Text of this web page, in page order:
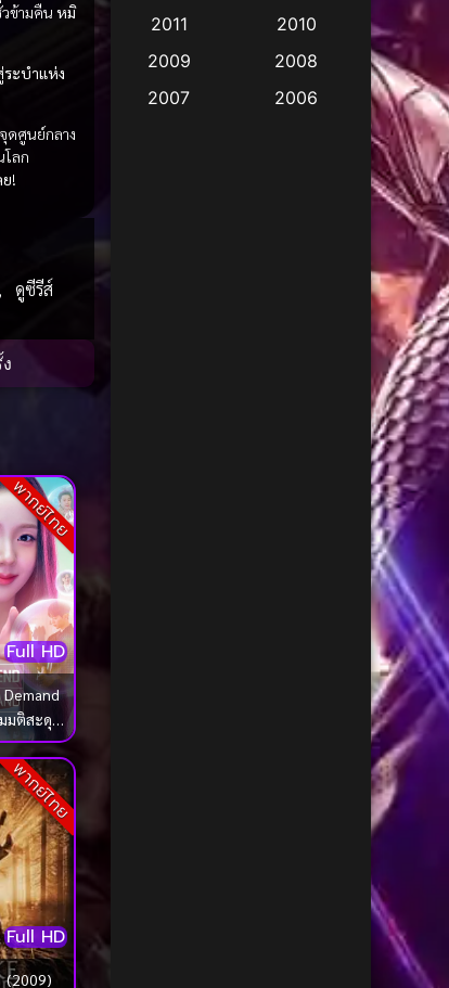
ข้ามคืน หมิ
ระบำแห่ง
ดศูนย์กลาง
โลก
ย!
,
ดูซีรีส์
พากย์ไทย
Full HD
ติสะดุด
พากย์ไทย
Full HD
(2009)
Apple TV (17)
2011
2010
2009
2008
2007
2006